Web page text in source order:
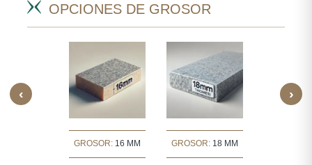
OPCIONES DE GROSOR
‹
GROSOR: 16 MM GROSOR: 18 MM
›